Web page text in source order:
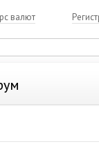
валют